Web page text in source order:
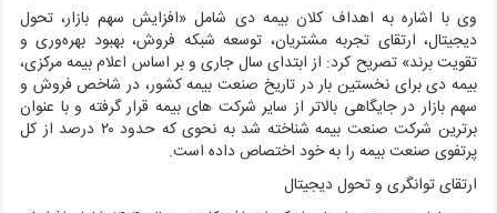
وی با اشاره به اهداف کلان بیمه دی شامل «افزایش سهم بازار، تحول
دیجیتال، ارتقای تجربه مشتریان، توسعه شبکه فروش، بهبود بهره‌وری و
تقویت برند» تصریح کرد: از ابتدای سال جاری و بر اساس اعلام بیمه مرکزی،
بیمه دی برای نخستین بار در تاریخ صنعت بیمه کشور، در شاخص فروش و
سهم بازار در جایگاهی بالاتر از سایر شرکت های بیمه قرار گرفته و با عنوان
برترین شرکت صنعت بیمه شناخته شد به نحوی که حدود ۲۰ درصد از کل
پرتفوی صنعت بیمه را به خود اختصاص داده است.
ارتقای توانگری و تحول دیجیتال